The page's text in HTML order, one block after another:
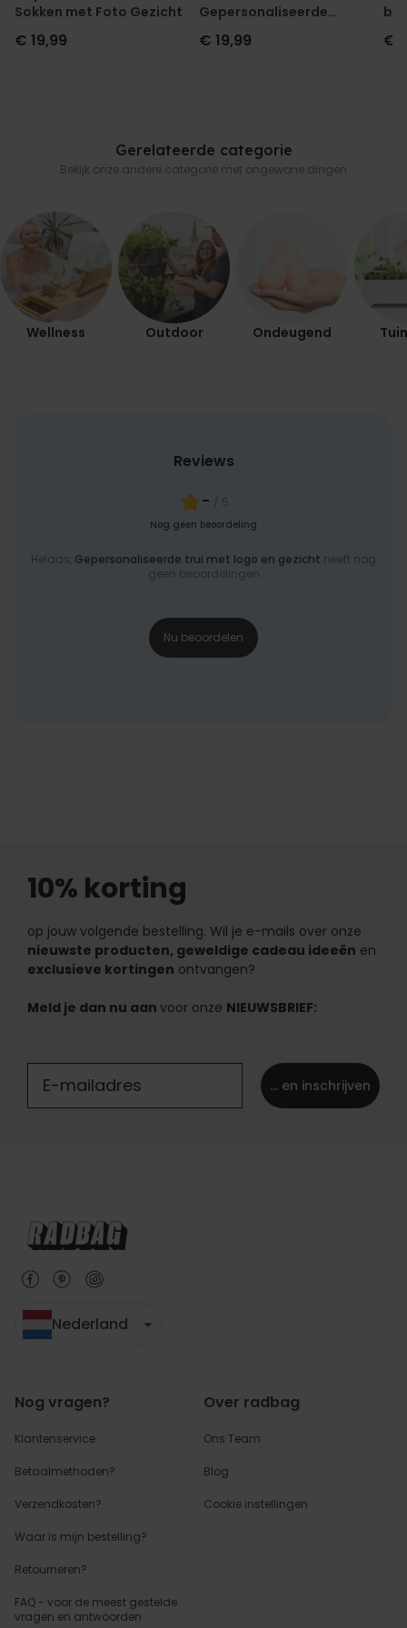
Sokken met Foto Gezicht
€ 19,99
Gepersonaliseerde
Geurhanger set van 2
€ 19,99 €
Gerelateerde categorie
Bekijk onze andere categorie met ongewone dingen
Wellness Outdoor Ondeugend
Reviews
- / 5
Nog geen beoordeling
Helaas, Gepersonaliseerde trui met logo en gezicht heeft nog
geen beoordelingen
Nu beoordelen
10% korting
op jouw volgende bestelling. Wil je e-mails over onze
nieuwste producten, geweldige cadeau ideeën en
exclusieve kortingen ontvangen?
Meld je dan nu aan voor onze NIEUWSBRIEF:
... en inschrijven
Nederland
Nog vragen?
Klantenservice
Betaalmethoden?
Verzendkosten?
Waar is mijn bestelling?
Retourneren?
FAQ - voor de meest gestelde
vragen en antwoorden
Over radbag
Ons Team
Blog
Cookie instellingen